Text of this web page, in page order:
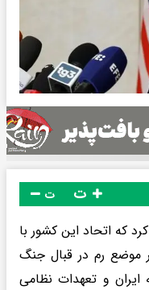
ت
که اتحاد این کشور با
موضع رم در قبال جنگ
ایران و تعهدات نظامی